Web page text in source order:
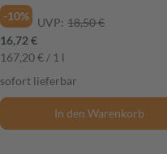
-10%
UVP: 18,50 €
16,72 €
167,20 € / 1 l
sofort lieferbar
In den Warenkorb